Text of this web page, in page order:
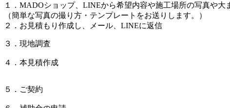
１．MADOショップ、LINEから希望内容や施工場所の写真や大
（簡単な写真の撮り方・テンプレートをお送りします。）
２．お見積もり作成し、メール、LINEに返信
３．現地調査
４．本見積作成
５．ご契約